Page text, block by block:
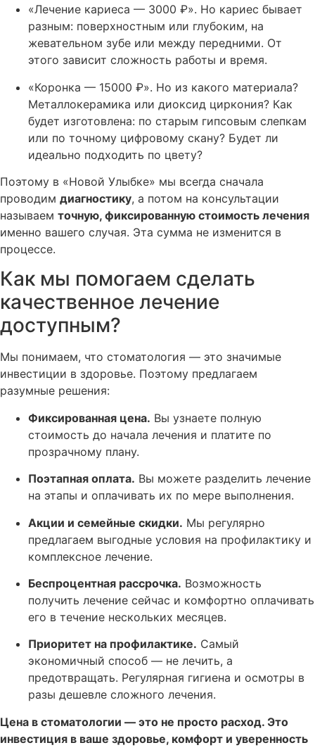
«Лечение кариеса — 3000 ₽». Но кариес бывает
разным: поверхностным или глубоким, на
жевательном зубе или между передними. От
этого зависит сложность работы и время.
«Коронка — 15000 ₽». Но из какого материала?
Металлокерамика или диоксид циркония? Как
будет изготовлена: по старым гипсовым слепкам
или по точному цифровому скану? Будет ли
идеально подходить по цвету?
Поэтому в «Новой Улыбке» мы всегда сначала
проводим диагностику, а потом на консультации
называем точную, фиксированную стоимость лечения
именно вашего случая. Эта сумма не изменится в
процессе.
Как мы помогаем сделать
качественное лечение
доступным?
Мы понимаем, что стоматология — это значимые
инвестиции в здоровье. Поэтому предлагаем
разумные решения:
Фиксированная цена. Вы узнаете полную
стоимость до начала лечения и платите по
прозрачному плану.
Поэтапная оплата. Вы можете разделить лечение
на этапы и оплачивать их по мере выполнения.
Акции и семейные скидки. Мы регулярно
предлагаем выгодные условия на профилактику и
комплексное лечение.
Беспроцентная рассрочка. Возможность
получить лечение сейчас и комфортно оплачивать
его в течение нескольких месяцев.
Приоритет на профилактике. Самый
экономичный способ — не лечить, а
предотвращать. Регулярная гигиена и осмотры в
разы дешевле сложного лечения.
Цена в стоматологии — это не просто расход. Это
инвестиция в ваше здоровье, комфорт и уверенность